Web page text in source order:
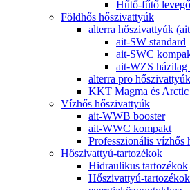
Hűtő-fűtő
Földhős hőszivattyúk
alterra hőszivattyúk
ait-SW standard
ait-SWC
ait-WZS házilag
alterra pro
KKT Magma és Arctic
Vízhős hőszivattyúk
ait-WWB booster
ait-WWC kompakt
Professzionális vízhős
Hőszivattyú-tartozékok
Hidraulikus tartozékok
Hőszivattyú-